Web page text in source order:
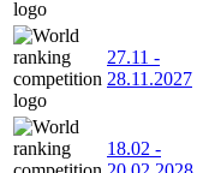
27.11 -
28.11.2027
18.02 -